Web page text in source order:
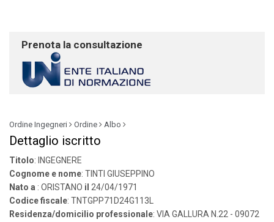
Prenota la consultazione
Ordine Ingegneri Ordine Albo
Dettaglio iscritto
Titolo: INGEGNERE
Cognome e nome: TINTI GIUSEPPINO
Nato a : ORISTANO il 24/04/1971
Codice fiscale: TNTGPP71D24G113L
Residenza/domicilio professionale: VIA GALLURA N.22 - 09072